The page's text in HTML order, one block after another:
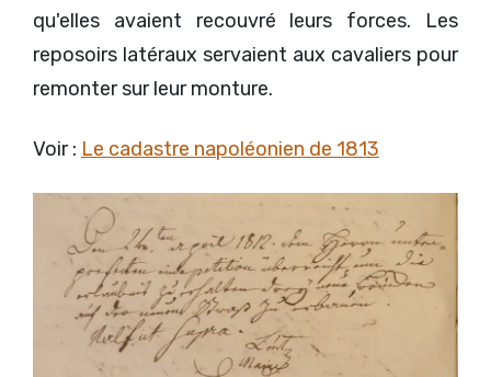
qu'elles avaient recouvré leurs forces. Les
reposoirs latéraux servaient aux cavaliers pour
remonter sur leur monture.
Voir : Le cadastre napoléonien de 1813